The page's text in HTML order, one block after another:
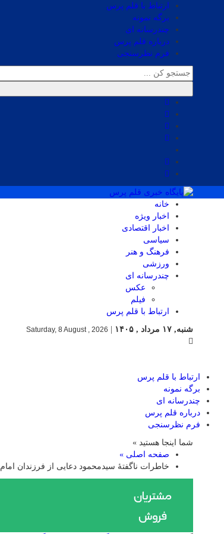
ارتباط با قلم پرس
برگه نمونه
چندرسانه ای
درباره قلم پرس
فرم نظرسنجی
خانه
اخبار ویژه
اخبار اقتصادی
سیاسی
فرهنگ و هنر
ورزشی
چندرسانه ای
عکس
فیلم
ارتباط با قلم پرس
شنبه, ۱۷ مرداد , ۱۴۰۵
Saturday, 8 August , 2026
ارتباط با قلم پرس
برگه نمونه
چندرسانه ای
درباره قلم پرس
فرم نظرسنجی
شما اینجا هستید »
صفحه اصلی »
خاطرات ناگفتۀ سیدمحمود دعایی از فرزندان امام